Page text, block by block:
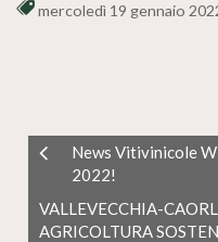
mercoledì 19 gennaio
News Vitivinicole
2022!
VALLEVECCHIA-
AGRICOLTURA